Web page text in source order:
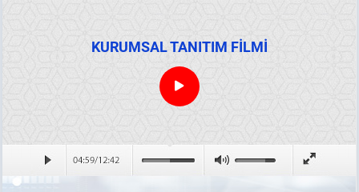
KURUMSAL TANITIM FİLMİ